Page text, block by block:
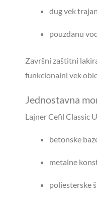
dug vek
pouzdanu
Završni zaštitni
funkcionalni vek
Jednostavna
Lajner Cefil Classic
betonske
metalne
poliesterske